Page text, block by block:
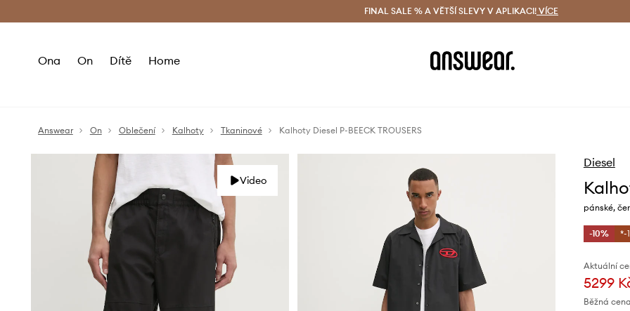
Doručení a vrácení zdarma (od 1800 Kč) Doručení i do 24 h
FINAL SALE % A VĚTŠÍ SLEVY V APLIKACI! VÍCE
Ona On Dítě Home
Answear On Oblečení Kalhoty Tkaninové Kalhoty Diesel P-BEECK TROUSERS
Video
Diesel
pánské,
-10% *-
Aktuální
5299
Běžná